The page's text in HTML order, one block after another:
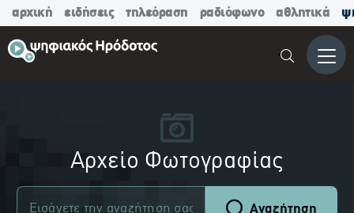
αρχική ειδήσεις τηλεόραση ραδιόφωνο αθλητικά
Μενού
Αρχείο Φωτογραφίας
Αναζήτηση